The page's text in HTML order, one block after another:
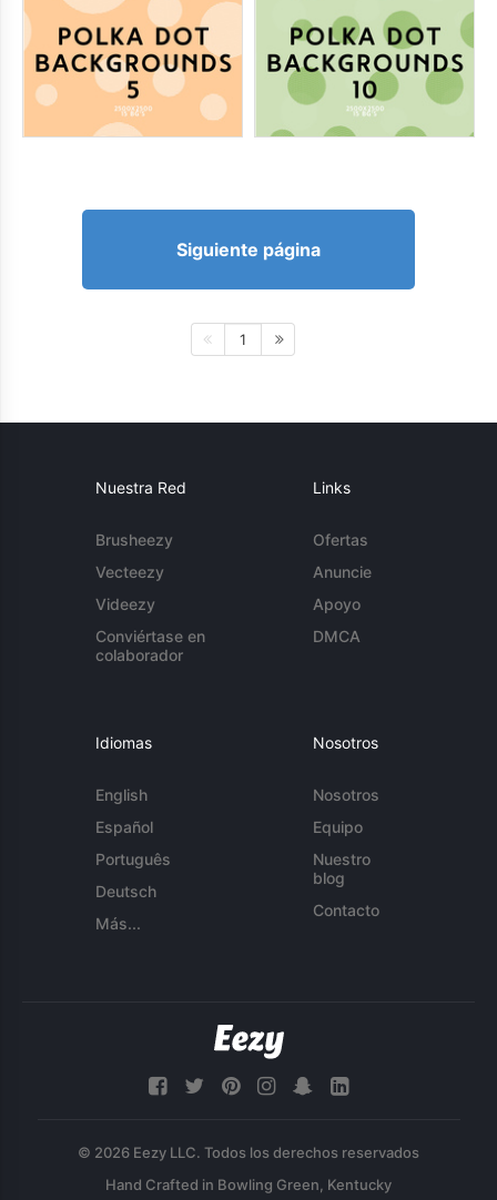
Siguiente página
1
Nuestra Red
Brusheezy
Vecteezy
Videezy
Conviértase en
colaborador
Links
Ofertas
Anuncie
Apoyo
DMCA
Idiomas
English
Español
Português
Deutsch
Más...
Nosotros
Nosotros
Equipo
Nuestro
blog
Contacto
© 2026 Eezy LLC. Todos los derechos reservados